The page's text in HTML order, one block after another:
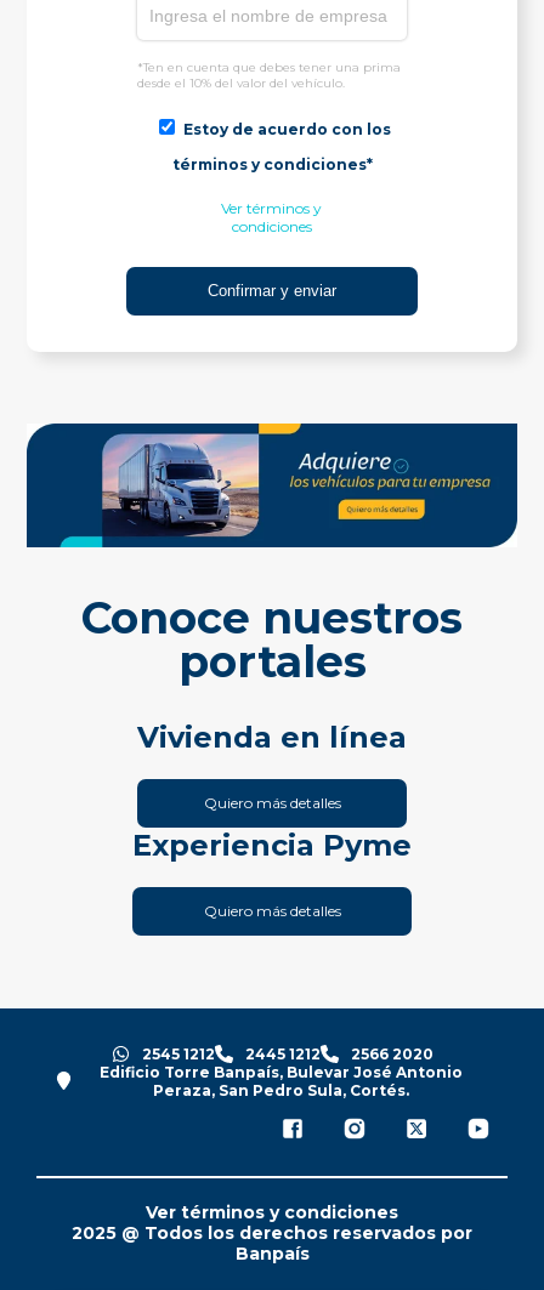
*Ten en cuenta que debes tener una prima
desde el 10% del valor del vehículo.
Estoy de acuerdo con los
términos y condiciones*
Ver términos y
condiciones
Conoce nuestros
portales
Vivienda en línea
Quiero más detalles
Experiencia Pyme
Quiero más detalles
2545 1212 2445 1212
2566 2020
Edificio Torre Banpaís, Bulevar José Antonio
Peraza, San Pedro Sula, Cortés.
Ver términos y condiciones
2025 @ Todos los derechos reservados por
Banpaís